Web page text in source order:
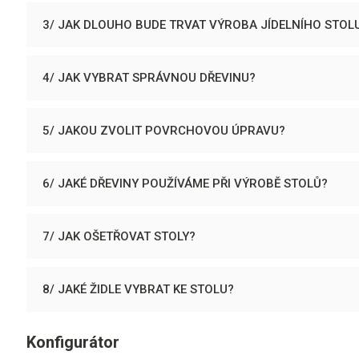
3/ JAK DLOUHO BUDE TRVAT VÝROBA JÍDELNÍHO
4/ JAK VYBRAT SPRÁVNOU DŘEVINU?
5/ JAKOU ZVOLIT POVRCHOVOU ÚPRAVU?
6/ JAKÉ DŘEVINY POUŽÍVÁME PŘI VÝROBĚ STOLŮ?
7/ JAK OŠETŘOVAT STOLY?
8/ JAKÉ ŽIDLE VYBRAT KE STOLU?
Konfigurátor